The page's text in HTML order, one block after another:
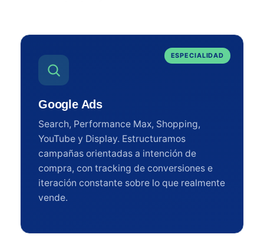
ESPECIALIDAD
Google Ads
Search, Performance Max, Shopping,
YouTube y Display. Estructuramos
campañas orientadas a intención de
compra, con tracking de conversiones e
iteración constante sobre lo que realmente
vende.